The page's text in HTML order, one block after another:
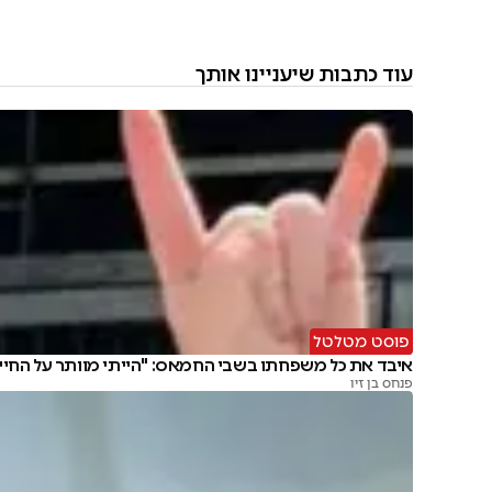
עוד כתבות שיעניינו אותך
פוסט מטלטל
איבד את כל משפחתו בשבי החמאס: "הייתי מוותר על
פנחס בן זיו